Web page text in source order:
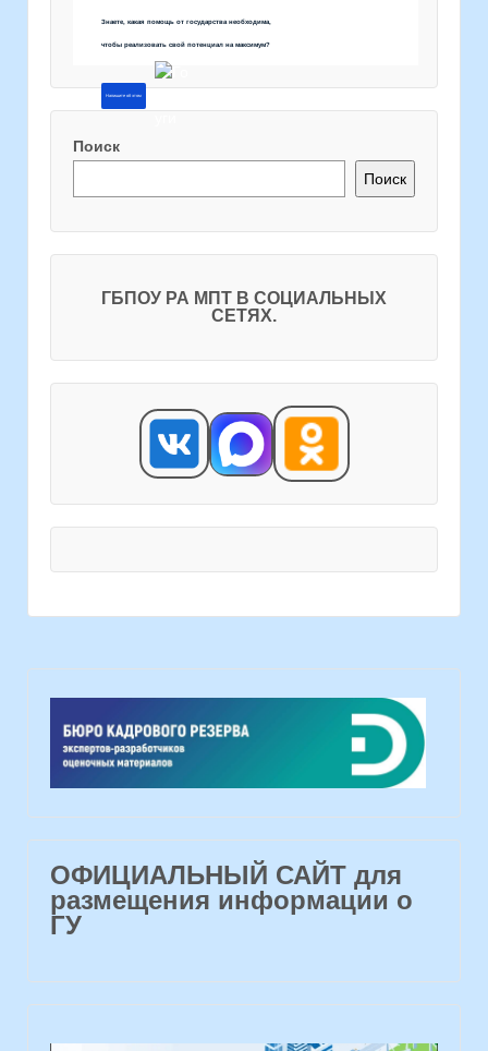
Знаете, какая помощь от государства необходима,
чтобы реализовать свой потенциал на максимум?
Напишите об этом
Поиск
Поиск
ГБПОУ РА МПТ В СОЦИАЛЬНЫХ
СЕТЯХ.
ОФИЦИАЛЬНЫЙ САЙТ для
размещения информации о
ГУ